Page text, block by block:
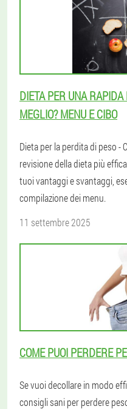
DIETA PER UNA
MEGLIO? MENU E CIBO
Dieta per la perdita di peso -
revisione della dieta più
tuoi vantaggi e svantaggi,
compilazione dei menu.
11 settembre 2025
COME PUOI PERDERE
Se vuoi decollare in modo
consigli sani per perdere